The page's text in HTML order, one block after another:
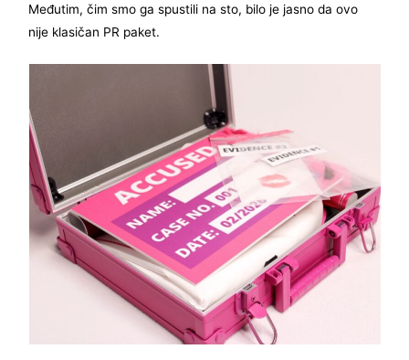
Međutim, čim smo ga spustili na sto, bilo je jasno da ovo
nije klasičan PR paket.